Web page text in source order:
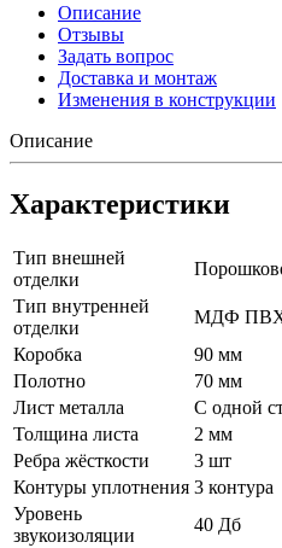
Описание
Отзывы
Задать вопрос
Доставка и монтаж
Изменения в конструкции
Описание
Характеристики
Тип внешней
отделки
Тип внутренней
отделки
МДФ
Коробка
90 мм
Полотно
70 мм
Лист металла
С одной
Толщина листа
2 мм
Ребра жёсткости
3 шт
Контуры уплотнения 3 контура
Уровень
звукоизоляции
40 Дб